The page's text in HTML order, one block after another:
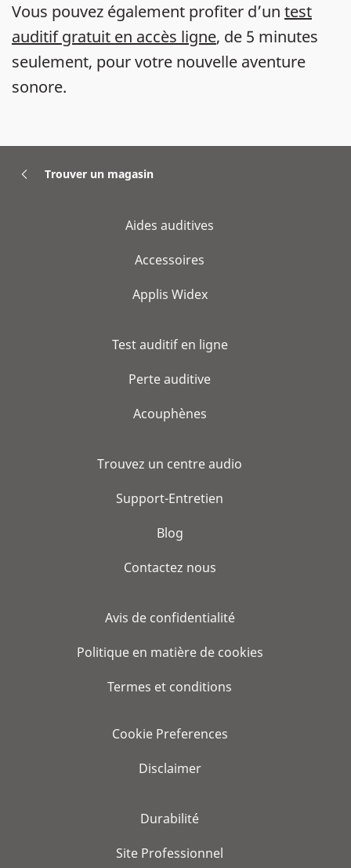
Vous pouvez également profiter d’un test
auditif gratuit en accès ligne, de 5 minutes
seulement, pour votre nouvelle aventure
sonore.
Trouver un magasin
Aides auditives
Accessoires
Applis Widex
Test auditif en ligne
Perte auditive
Acouphènes
Trouvez un centre audio
Support-Entretien
Blog
Contactez nous
Avis de confidentialité
Politique en matière de cookies
Termes et conditions
Cookie Preferences
Disclaimer
Durabilité
Site Professionnel